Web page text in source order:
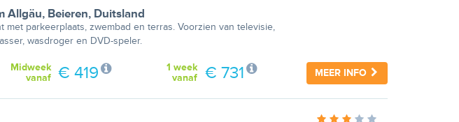
Allgäu, Beieren, Duitsland
met parkeerplaats, zwembad en terras. Voorzien van televisie,
wasdroger en DVD-speler.
MEER INFO
1 week
vanaf
€ 731
Midweek
vanaf
€ 419